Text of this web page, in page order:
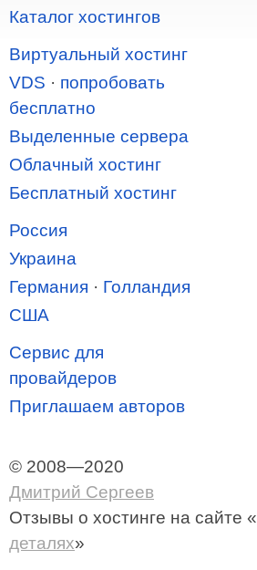
Каталог хостингов
Виртуальный хостинг
VDS · попробовать
бесплатно
Выделенные сервера
Облачный хостинг
Бесплатный хостинг
Россия
Украина
Германия · Голландия
США
Сервис для
провайдеров
Приглашаем авторов
© 2008—2020
Дмитрий Сергеев
Отзывы о хостинге на сайте «
деталях»